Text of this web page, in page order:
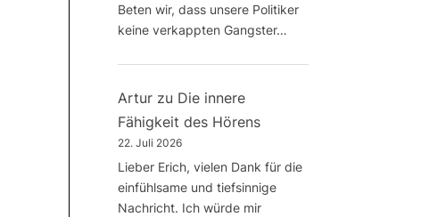
Beten wir, dass unsere Politiker
keine verkappten Gangster…
Arturzu Die innere
Fähigkeit des Hörens
22. Juli 2026
Lieber Erich, vielen Dank für die
einfühlsame und tiefsinnige
Nachricht. Ich würde mir